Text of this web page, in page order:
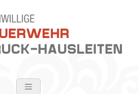
FF Bruck-